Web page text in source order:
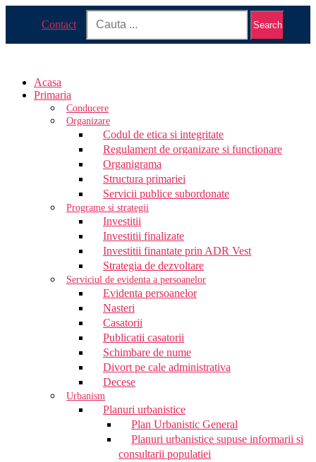
Contact Search
Acasa
Primaria
Conducere
Organizare
Codul de etica si integritate
Regulament de organizare si functionare
Organigrama
Structura primariei
Servicii publice subordonate
Programe si strategii
Investitii
Investitii finalizate
Investitii finantate prin ADR Vest
Strategia de dezvoltare
Serviciul de evidenta a persoanelor
Evidenta persoanelor
Nasteri
Casatorii
Publicatii casatorii
Schimbare de nume
Divort pe cale administrativa
Decese
Urbanism
Planuri urbanistice
Plan Urbanistic General
Planuri urbanistice supuse informarii si
consultarii populatiei